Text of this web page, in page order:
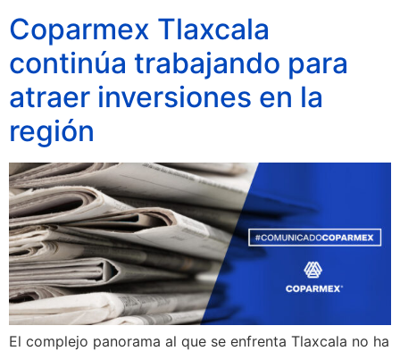
Coparmex Tlaxcala
continúa trabajando para
atraer inversiones en la
región
El complejo panorama al que se enfrenta Tlaxcala no ha